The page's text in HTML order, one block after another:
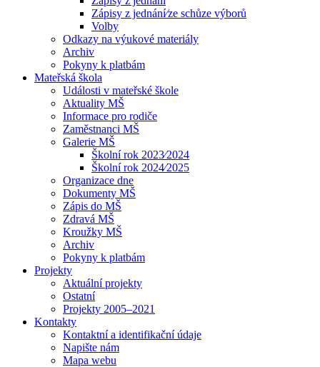
Zápisy z jednání⁄ze schůze výborů
Volby
Odkazy na výukové materiály
Archiv
Pokyny k platbám
Mateřská škola
Události v mateřské škole
Aktuality MŠ
Informace pro rodiče
Zaměstnanci MŠ
Galerie MŠ
Školní rok 2023⁄2024
Školní rok 2024⁄2025
Organizace dne
Dokumenty MŠ
Zápis do MŠ
Zdravá MŠ
Kroužky MŠ
Archiv
Pokyny k platbám
Projekty
Aktuální projekty
Ostatní
Projekty 2005–2021
Kontakty
Kontaktní a identifikační údaje
Napište nám
Mapa webu